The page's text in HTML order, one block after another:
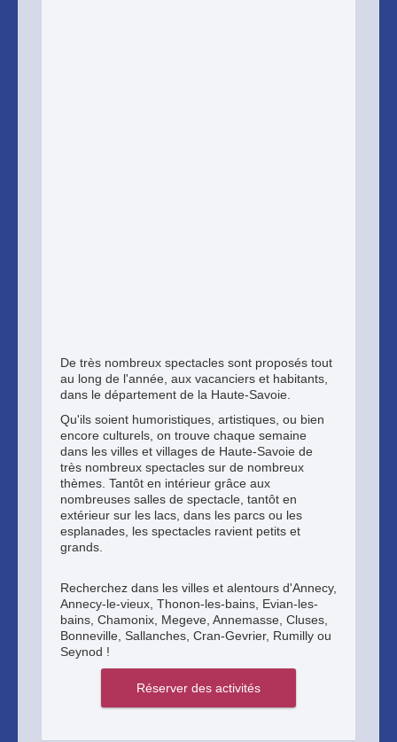
De très nombreux spectacles sont proposés tout
au long de l'année, aux vacanciers et habitants,
dans le département de la Haute-Savoie.
Qu'ils soient humoristiques, artistiques, ou bien
encore culturels, on trouve chaque semaine
dans les villes et villages de Haute-Savoie de
très nombreux spectacles sur de nombreux
thèmes. Tantôt en intérieur grâce aux
nombreuses salles de spectacle, tantôt en
extérieur sur les lacs, dans les parcs ou les
esplanades, les spectacles ravient petits et
grands.
Recherchez dans les villes et alentours d'Annecy,
Annecy-le-vieux, Thonon-les-bains, Evian-les-
bains, Chamonix, Megeve, Annemasse, Cluses,
Bonneville, Sallanches, Cran-Gevrier, Rumilly ou
Seynod !